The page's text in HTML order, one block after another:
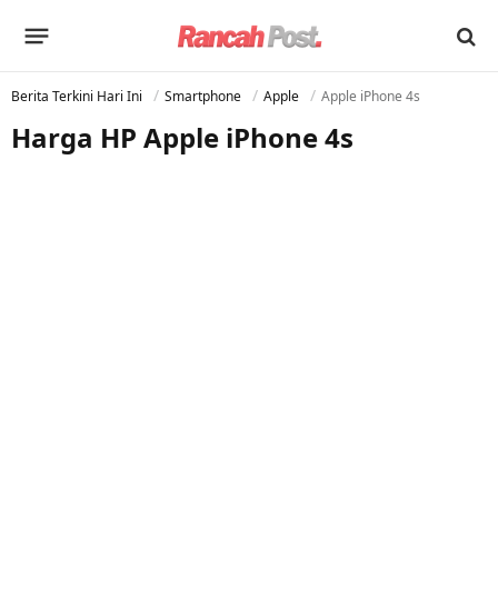
Berita Terkini Hari Ini Smartphone Apple Apple iPhone 4s
Harga HP Apple iPhone 4s